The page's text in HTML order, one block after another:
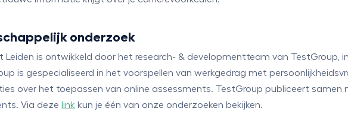
onderzoek
Leiden is ontwikkeld door het research- & developmentteam van TestGroup,
is gespecialiseerd in het voorspellen van werkgedrag met
over het toepassen van online assessments. TestGroup publiceert samen
Via deze link kun je één van onze onderzoeken bekijken.